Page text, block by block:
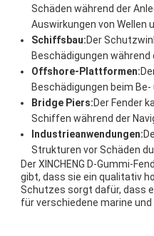
Schäden während der
Auswirkungen von
Schiffsbau:Der
Beschädigungen
Offshore-Plattformen:
Beschädigungen beim
Bridge Piers:Der Fender
Schiffen während der
Industrieanwendungen:
Strukturen vor Schäden
Der XINCHENG D-Gummi-
gibt, dass sie ein qualitativ
Schutzes sorgt dafür, dass
für verschiedene marine